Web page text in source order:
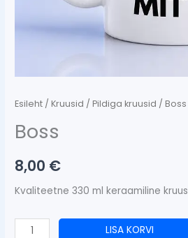
Esileht /Kruusid /Pildiga kruusid / Boss
Boss
8,00 €
Kvaliteetne 330 ml keraamiline kruus
LISA KORVI